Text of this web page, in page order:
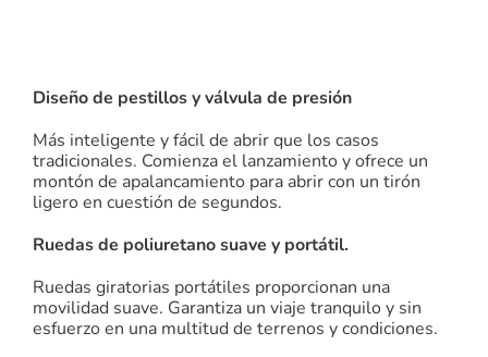
Diseño de pestillos y válvula de presión
Más inteligente y fácil de abrir que los casos
tradicionales. Comienza el lanzamiento y ofrece un
montón de apalancamiento para abrir con un tirón
ligero en cuestión de segundos.
Ruedas de poliuretano suave y portátil.
Ruedas giratorias portátiles proporcionan una
movilidad suave. Garantiza un viaje tranquilo y sin
esfuerzo en una multitud de terrenos y condiciones.